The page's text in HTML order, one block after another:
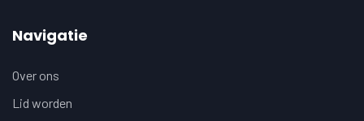
Navigatie
Over ons
Lid worden